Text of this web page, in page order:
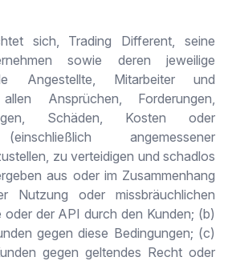
sich, Trading Different, seine
sowie deren jeweilige
Angestellte, Mitarbeiter und
Ansprüchen, Forderungen,
Schäden, Kosten oder
angemessener
zu verteidigen und schadlos
aus oder im Zusammenhang
Nutzung oder missbräuchlichen
der API durch den Kunden; (b)
gegen diese Bedingungen; (c)
gegen geltendes Recht oder